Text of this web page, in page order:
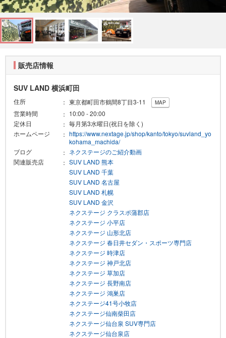
販売店情報
SUV LAND 横浜町田
住所 東京都町田市鶴間8丁目3-11 MAP
営業時間
10:00 - 20:00
定休日
毎月第3水曜日(祝日を除く)
ホームページ
https://www.nextage.jp/shop/kanto/tokyo/suvland_yo
kohama_machida/
ブログ
ネクステージのご紹介動画
関連販売店
SUV LAND 熊本
SUV LAND 千葉
SUV LAND 名古屋
SUV LAND 札幌
SUV LAND 金沢
ネクステージ クラスポ蒲郡店
ネクステージ 小平店
ネクステージ 山形北店
ネクステージ 春日井セダン・スポーツ専門店
ネクステージ 時津店
ネクステージ 神戸北店
ネクステージ 草加店
ネクステージ 長野南店
ネクステージ 鴻巣店
ネクステージ41号小牧店
ネクステージ仙南柴田店
ネクステージ仙台泉 SUV専門店
ネクステージ仙台泉店